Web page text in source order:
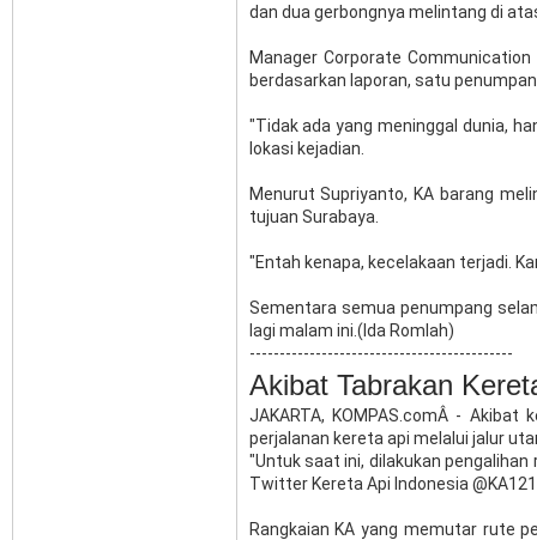
dan dua gerbongnya melintang di
Manager Corporate
berdasarkan laporan, satu
"Tidak ada yang meninggal dunia,
lokasi kejadian.
Menurut Supriyanto, KA barang
tujuan Surabaya.
"Entah kenapa, kecelakaan terjadi.
Sementara semua penumpang
lagi malam ini.(Ida Romlah)
--------------------------------------------
Akibat Tabrakan
JAKARTA, KOMPAS.comÂ -
perjalanan kereta api melalui jalur
"Untuk saat ini, dilakukan
Twitter Kereta Api Indonesia
Rangkaian KA yang memutar rute